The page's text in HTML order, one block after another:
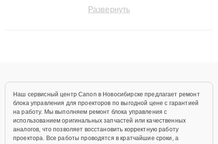
технику с сохранением гарантии до 3 лет. Наши мастера
Развернуть
Наш сервисный центр Canon в Новосибирске предлагает ремонт
блока управления для проекторов по выгодной цене с гарантией
на работу. Мы выполняем ремонт блока управления с
использованием оригинальных запчастей или качественных
аналогов, что позволяет восстановить корректную работу
проектора. Все работы проводятся в кратчайшие сроки, а